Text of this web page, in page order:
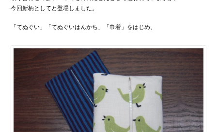
今回新柄としてと登場しました。
「てぬぐい」「てぬぐいはんかち」「巾着」をはじめ、